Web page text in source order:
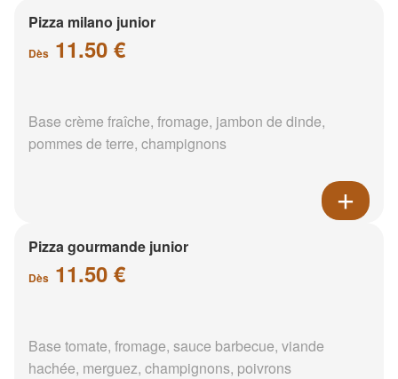
Pizza milano junior
Dès 11.50 €
Base crème fraîche, fromage, jambon de dinde,
pommes de terre, champignons
Pizza gourmande junior
Dès 11.50 €
Base tomate, fromage, sauce barbecue, viande
hachée, merguez, champignons, poivrons